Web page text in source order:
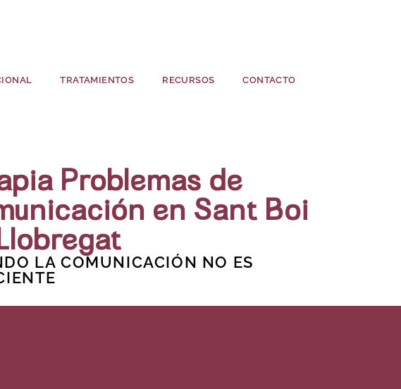
TRATAMIENTOS RECURSOS CONTACTO
Problemas de
en Sant Boi
LA COMUNICACIÓN NO ES